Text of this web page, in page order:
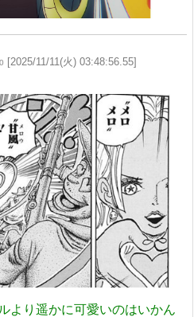
[2025/11/11(火) 03:48:56.55]
より遥かに可愛いのはいかん